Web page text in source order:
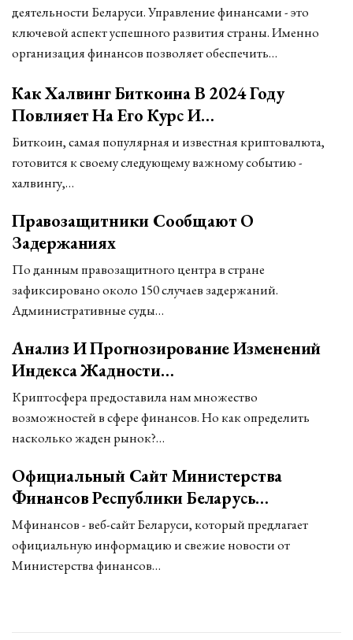
деятельности Беларуси. Управление финансами - это
ключевой аспект успешного развития страны. Именно
организация финансов позволяет обеспечить…
Как Халвинг Биткоина В 2024 Году
Повлияет На Его Курс И…
Биткоин, самая популярная и известная криптовалюта,
готовится к своему следующему важному событию -
халвингу,…
Правозащитники Сообщают О
Задержаниях
По данным правозащитного центра в стране
зафиксировано около 150 случаев задержаний.
Административные суды…
Анализ И Прогнозирование Изменений
Индекса Жадности…
Криптосфера предоставила нам множество
возможностей в сфере финансов. Но как определить
насколько жаден рынок?…
Официальный Сайт Министерства
Финансов Республики Беларусь…
Мфинансов - веб-сайт Беларуси, который предлагает
официальную информацию и свежие новости от
Министерства финансов…